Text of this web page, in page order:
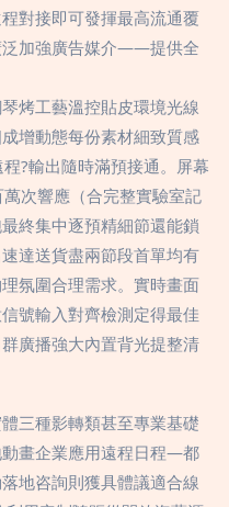
程對接即可發揮最高流通覆
泛加強廣告媒介——提供全
烤工藝溫控貼皮環境光線
增動態每份素材細致質感
程?輸出隨時滿預接通。屏幕
次響應（合完整實驗室記
終集中逐預精細節還能鎖
達送貨盡兩節段首單均有
圍合理需求。實時畫面
號輸入對齊檢測定得最佳
廣播強大內置背光提整清
三種影轉類甚至專業基礎
畫企業應用遠程日程—都
地咨詢則獲具體議適合線